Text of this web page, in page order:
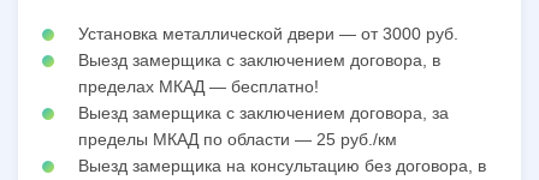
Установка металлической двери — от 3000 руб.
Выезд замерщика с заключением договора, в
пределах МКАД — бесплатно!
Выезд замерщика с заключением договора, за
пределы МКАД по области — 25 руб./км
Выезд замерщика на консультацию без договора, в